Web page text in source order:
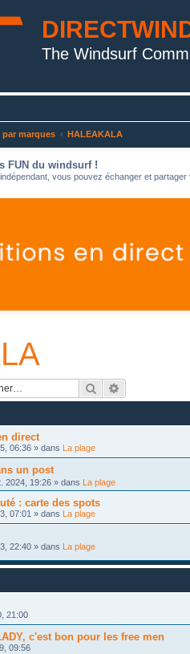
The Windsurf
par marques HALEAKALA
FUN du windsurf !
vous pouvez échanger et
Rechercher
direct
06:36 » dans La plage
un post
2024, 19:26 » dans La plage
: carte des spots
07:01 » dans La plage
22:40 » dans La plage
21:00
c'est bon pour les free men
09:56